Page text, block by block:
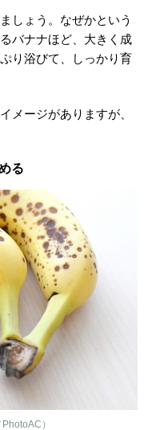
しょう。なぜかという
バナナほど、大きく成
り浴びて、しっかり育
メージがありますが、
る
）